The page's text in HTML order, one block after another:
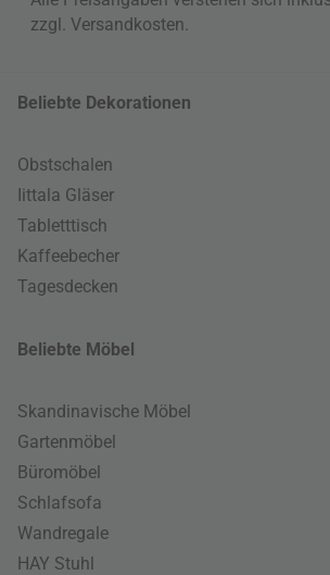
zzgl. Versandkosten.
Beliebte Dekorationen
Obstschalen
Iittala Gläser
Tabletttisch
Kaffeebecher
Tagesdecken
Beliebte Möbel
Skandinavische Möbel
Gartenmöbel
Büromöbel
Schlafsofa
Wandregale
HAY Stuhl